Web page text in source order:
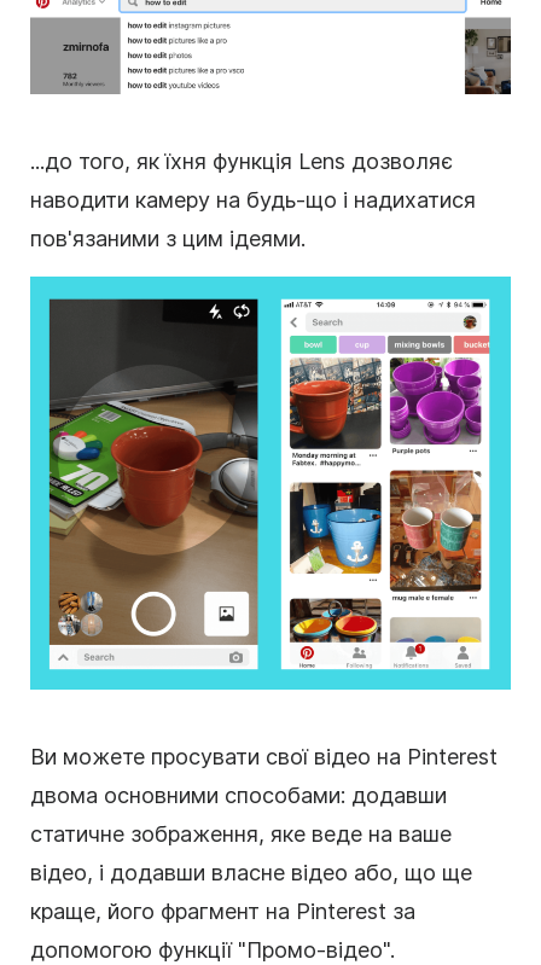
...до того, як їхня функція Lens дозволяє
наводити камеру на будь-що і надихатися
пов'язаними з цим ідеями.
Ви можете просувати свої відео на Pinterest
двома основними способами: додавши
статичне зображення, яке веде на ваше
відео, і додавши власне відео або, що ще
краще, його фрагмент на Pinterest за
допомогою функції "Промо-відео".